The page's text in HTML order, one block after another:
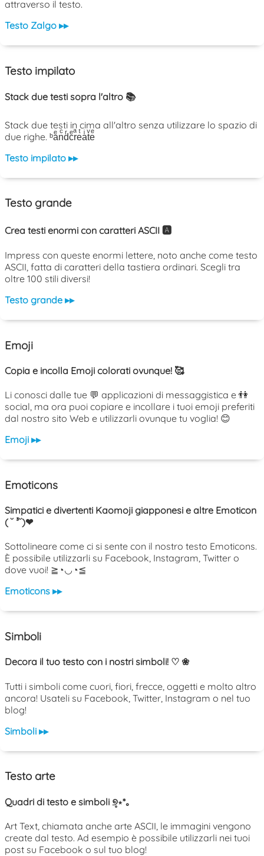
attraverso il testo.
Testo Zalgo ▸▸
Testo impilato
Stack due testi sopra l'altro 📚
Stack due testi in cima all'altro senza utilizzare lo spazio di
due righe. ᵇaͤnͨdͬcͤrͣeͭaͥtͮeͤ
Testo impilato ▸▸
Testo grande
Crea testi enormi con caratteri ASCII 🅰️
Impress con queste enormi lettere, noto anche come testo
ASCII, fatta di caratteri della tastiera ordinari. Scegli tra
oltre 100 stili diversi!
Testo grande ▸▸
Emoji
Copia e incolla Emoji colorati ovunque! 🥰
Li conosci dalle tue 💬 applicazioni di messaggistica e 👫
social, ma ora puoi copiare e incollare i tuoi emoji preferiti
dal nostro sito Web e utilizzarli ovunque tu voglia! 😊
Emoji ▸▸
Emoticons
Simpatici e divertenti Kaomoji giapponesi e altre Emoticon
( ˘ ³˘)❤
Sottolineare come ci si sente con il nostro testo Emoticons.
È possibile utilizzarli su Facebook, Instagram, Twitter o
dove vuoi! ≧◔◡◔≦
Emoticons ▸▸
Simboli
Decora il tuo testo con i nostri simboli! ♡ ❀
Tutti i simboli come cuori, fiori, frecce, oggetti e molto altro
ancora! Usateli su Facebook, Twitter, Instagram o nel tuo
blog!
Simboli ▸▸
Testo arte
Quadri di testo e simboli ୭̥⋆*｡
Art Text, chiamata anche arte ASCII, le immagini vengono
create dal testo. Ad esempio è possibile utilizzarli nei tuoi
post su Facebook o sul tuo blog!